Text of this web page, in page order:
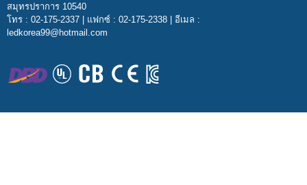
สมุทรปราการ 10540
โทร : 02-175-2337 | แฟกซ์ : 02-175-2338 | อีเมล :
ledkorea99@hotmail.com